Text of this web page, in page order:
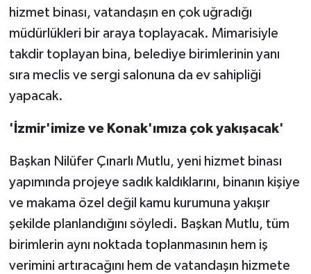
hizmet binası, vatandaşın en çok uğradığı
müdürlükleri bir araya toplayacak. Mimarisiyle
takdir toplayan bina, belediye birimlerinin yanı
sıra meclis ve sergi salonuna da ev sahipliği
yapacak.
'İzmir'imize ve Konak'ımıza çok yakışacak'
Başkan Nilüfer Çınarlı Mutlu, yeni hizmet binası
yapımında projeye sadık kaldıklarını, binanın kişiye
ve makama özel değil kamu kurumuna yakışır
şekilde planlandığını söyledi. Başkan Mutlu, tüm
birimlerin aynı noktada toplanmasının hem iş
verimini artıracağını hem de vatandaşın hizmete